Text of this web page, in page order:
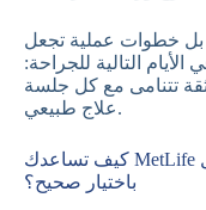
خطوات عملية تجعل
التالية للجراحة:
تتنامى مع كل جلسة
علاج طبيعي.
كيف تساعدك MetLife في الطريق الصعب الذي يسهل
باختيار صحيح؟